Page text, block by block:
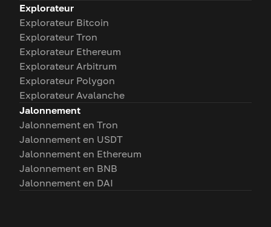
Explorateur
Explorateur Bitcoin
Explorateur Tron
Explorateur Ethereum
Explorateur Arbitrum
Explorateur Polygon
Explorateur Avalanche
Jalonnement
Jalonnement en Tron
Jalonnement en USDT
Jalonnement en Ethereum
Jalonnement en BNB
Jalonnement en DAI